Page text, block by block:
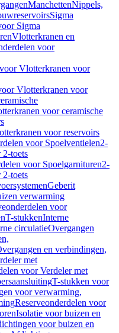
ManchettenNippels,
Sigma
Sigma
Vlotterkranen en
voor
Vlotterkranen voor
Vlotterkranen voor
voor ceramische
voor reservoirs
voor Spoelventielen2-
2-toets
voor Spoelgarnituren2-
2-toets
Geberit
verwarming
voor
T-stukkenInterne
circulatieOvergangen
en verbindingen,
met
voor Verdeler met
T-stukken voor
voor verwarming,
Reserveonderdelen voor
Isolatie voor buizen en
voor buizen en